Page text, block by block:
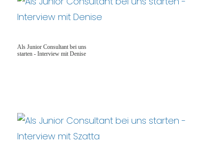
Als Junior Consultant bei uns
starten - Interview mit Denise